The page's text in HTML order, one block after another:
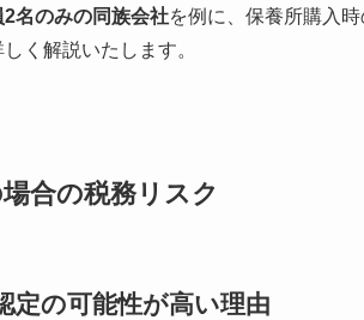
2名のみの同族会社を例に、保養所購入
く解説いたします。
合の税務リスク
定の可能性が高い理由